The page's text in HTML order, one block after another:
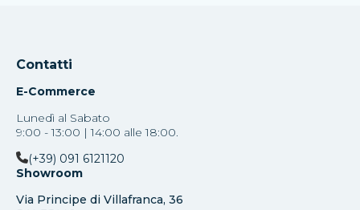
Contatti
E-Commerce
Lunedì al Sabato
9:00 - 13:00 | 14:00 alle 18:00.
(+39) 091 6121120
Showroom
Via Principe di Villafranca, 36